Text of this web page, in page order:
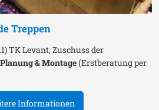
Treppen
TK Levant, Zuschuss der
Planung & Montage(Erstberatung per
Informationen